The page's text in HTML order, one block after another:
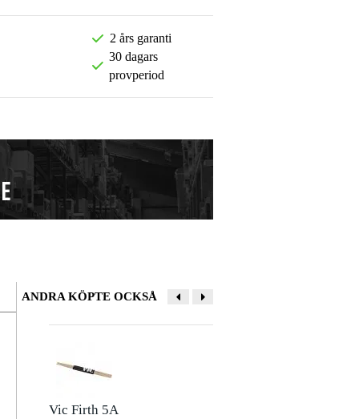
2 års garanti
30 dagars
provperiod
ANDRA KÖPTE OCKSÅ
Vic Firth 5A